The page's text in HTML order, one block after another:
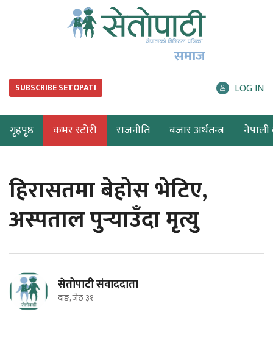
समाज
SUBSCRIBE SETOPATI LOG IN
गृहपृष्ठ कभर स्टोरी राजनीति बजार अर्थतन्त्र नेपाली
हिरासतमा बेहोस भेटिए,
अस्पताल पुर्‍याउँदा मृत्यु
सेतोपाटी संवाददाता
दाङ, जेठ ३१